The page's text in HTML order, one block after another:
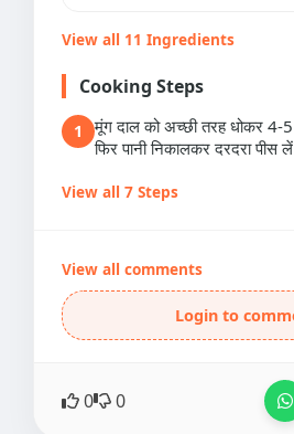
View all 11 Ingredients
Cooking Steps
1
मूंग दाल को अच्छी तरह धोकर 4-
फिर पानी निकालकर दरदरा पीस
View all 7 Steps
View all comments
Login to
0 0